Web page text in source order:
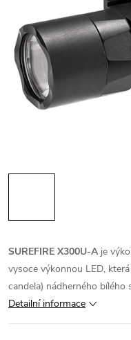
SUREFIRE X300U-A je
vysoce výkonnou LED,
candela) nádherného
Detailní informace